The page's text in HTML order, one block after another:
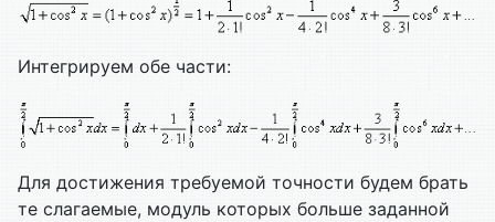
Интегрируем обе части:
Для достижения требуемой точности будем брать
те слагаемые, модуль которых больше заданной